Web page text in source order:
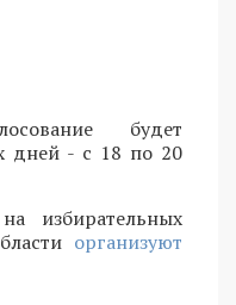
будет
дней - с 18 по 20
избирательных
организуют